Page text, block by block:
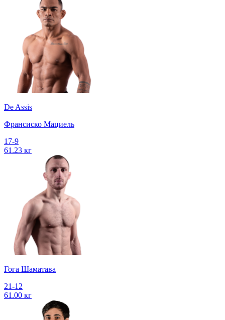
De Assis
Франсиско Мациель
17-9
61.23 кг
Гога Шаматава
21-12
61.00 кг